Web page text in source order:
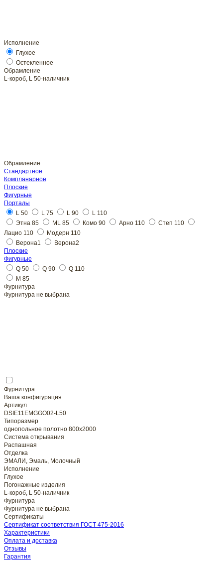
Исполнение
Глухое
Обрамление
L-короб, L 50-наличник
Обрамление
Стандартное
Плоские
L 50
Плоские
Фурнитура
Фурнитура не выбрана
Фурнитура
Ваша конфигурация
Артикул
DSIE11EMGGO02-L50
Типоразмер
однопольное полотно 800x2000
Система открывания
Распашная
Отделка
ЭМАЛИ, Эмаль, Молочный
Исполнение
Глухое
Погонажные изделия
L-короб, L 50-наличник
Фурнитура
Фурнитура не выбрана
Сертификаты
Сертификат соответствия ГОСТ 475-2016
Характеристики
Оплата и доставка
Отзывы
Гарантия